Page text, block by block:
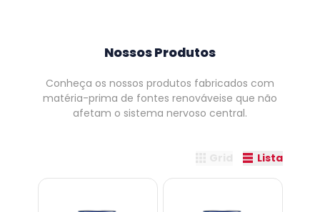
Nossos Produtos
Conheça os nossos produtos fabricados com
matéria-prima de fontes renováveise que não
afetam o sistema nervoso central.
Lista